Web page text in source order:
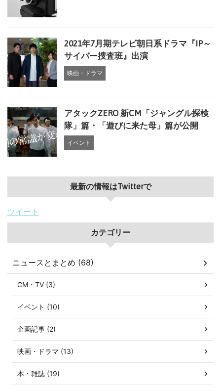
2021年7月期テレビ朝日系ドラマ『IP～
サイバー捜査班』出演
映画・ドラマ
アタックZERO 新CM「ジャングル探検
隊」篇・「遊びに来た母」篇が公開
イベント
最新の情報はTwitterで
ツイート
カテゴリー
ニュースとまとめ (68)
CM・TV (3)
イベント (10)
企画記事 (2)
映画・ドラマ (13)
本・雑誌 (19)